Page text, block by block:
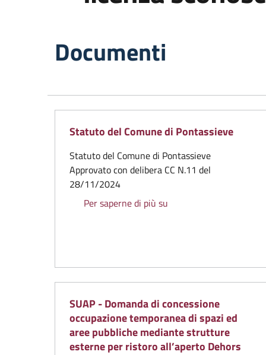
Documenti
Statuto del Comune di Pontassieve
Statuto del Comune di Pontassieve
Approvato con delibera CC N.11 del
28/11/2024
Per saperne di più su
SUAP - Domanda di concessione
occupazione temporanea di spazi ed
aree pubbliche mediante strutture
esterne per ristoro all’aperto Dehors